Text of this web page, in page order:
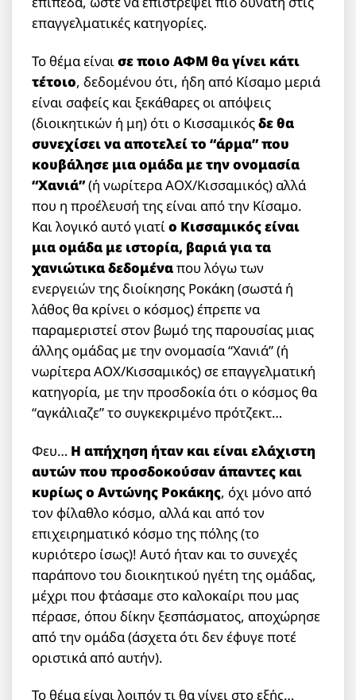
επαγγελματικές κατηγορίες.
Το θέμα είναισε ποιο ΑΦΜ θα γίνει κάτι
τέτοιο, δεδομένου ότι, ήδη από Κίσαμο μεριά
είναι σαφείς και ξεκάθαρες οι απόψεις
(διοικητικών ή μη) ότι ο Κισσαμικόςδε θα
συνεχίσει να αποτελεί το “άρμα” που
κουβάλησε μια ομάδα με την ονομασία
“Χανιά”(ή νωρίτερα ΑΟΧ/Κισσαμικός) αλλά
που η προέλευσή της είναι από την Κίσαμο.
Και λογικό αυτό γιατίο Κισσαμικός είναι
μια ομάδα με ιστορία, βαριά για τα
χανιώτικα δεδομέναπου λόγω των
ενεργειών της διοίκησης Ροκάκη (σωστά ή
λάθος θα κρίνει ο κόσμος) έπρεπε να
παραμεριστεί στον βωμό της παρουσίας μιας
άλλης ομάδας με την ονομασία “Χανιά” (ή
νωρίτερα ΑΟΧ/Κισσαμικός) σε επαγγελματική
κατηγορία, με την προσδοκία ότι ο κόσμος θα
“αγκάλιαζε” το συγκεκριμένο πρότζεκτ…
Φευ… Η απήχηση ήταν και είναι ελάχιστη
αυτών που προσδοκούσαν άπαντες και
κυρίως ο Αντώνης Ροκάκης, όχι μόνο από
τον φίλαθλο κόσμο, αλλά και από τον
επιχειρηματικό κόσμο της πόλης (το
κυριότερο ίσως)! Αυτό ήταν και το συνεχές
παράπονο του διοικητικού ηγέτη της ομάδας,
μέχρι που φτάσαμε στο καλοκαίρι που μας
πέρασε, όπου δίκην ξεσπάσματος, αποχώρησε
από την ομάδα (άσχετα ότι δεν έφυγε ποτέ
οριστικά από αυτήν).
Το θέμα είναι λοιπόν τι θα γίνει στο εξής…